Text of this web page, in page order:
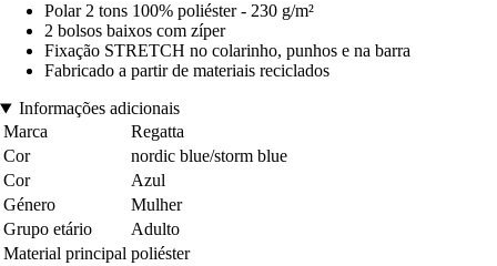
Polar 2 tons 100% poliéster - 230 g/m²
2 bolsos baixos com zíper
Fixação STRETCH no colarinho, punhos e na barra
Fabricado a partir de materiais reciclados
Informações adicionais
Marca
Regatta
Cor
nordic blue/storm blue
Cor
Azul
Género
Mulher
Grupo etário
Adulto
Material principal poliéster